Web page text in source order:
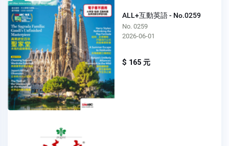
ALL+互動英語 - No.0259
No. 0259
2026-06-01
$ 165 元